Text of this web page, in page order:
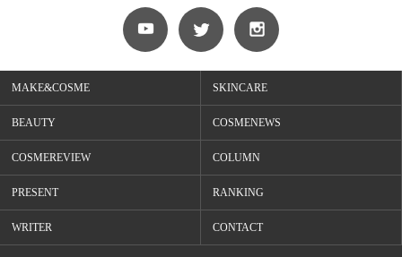
MAKE&COSME SKINCARE
BEAUTY COSMENEWS
COSMEREVIEW COLUMN
PRESENT RANKING
WRITER CONTACT